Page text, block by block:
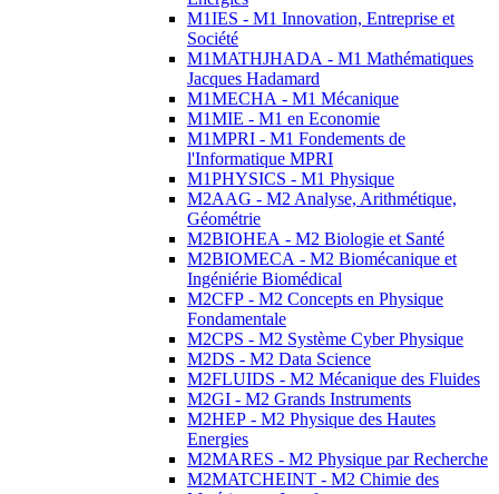
M1IES - M1 Innovation, Entreprise et
Société
M1MATHJHADA - M1 Mathématiques
Jacques Hadamard
M1MECHA - M1 Mécanique
M1MIE - M1 en Economie
M1MPRI - M1 Fondements de
l'Informatique MPRI
M1PHYSICS - M1 Physique
M2AAG - M2 Analyse, Arithmétique,
Géométrie
M2BIOHEA - M2 Biologie et Santé
M2BIOMECA - M2 Biomécanique et
Ingéniérie Biomédical
M2CFP - M2 Concepts en Physique
Fondamentale
M2CPS - M2 Système Cyber Physique
M2DS - M2 Data Science
M2FLUIDS - M2 Mécanique des Fluides
M2GI - M2 Grands Instruments
M2HEP - M2 Physique des Hautes
Energies
M2MARES - M2 Physique par Recherche
M2MATCHEINT - M2 Chimie des